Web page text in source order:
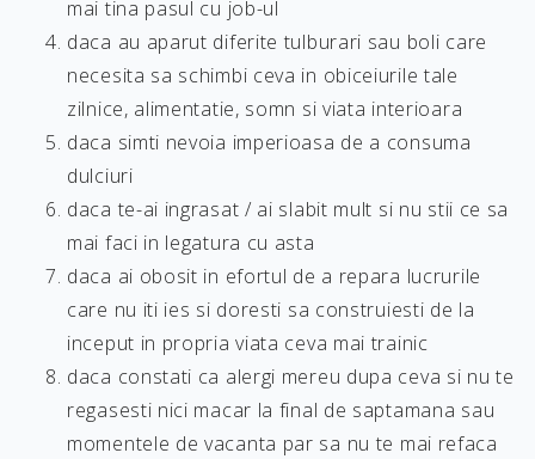
mai tina pasul cu job-ul
daca au aparut diferite tulburari sau boli care
necesita sa schimbi ceva in obiceiurile tale
zilnice, alimentatie, somn si viata interioara
daca simti nevoia imperioasa de a consuma
dulciuri
daca te-ai ingrasat / ai slabit mult si nu stii ce sa
mai faci in legatura cu asta
daca ai obosit in efortul de a repara lucrurile
care nu iti ies si doresti sa construiesti de la
inceput in propria viata ceva mai trainic
daca constati ca alergi mereu dupa ceva si nu te
regasesti nici macar la final de saptamana sau
momentele de vacanta par sa nu te mai refaca